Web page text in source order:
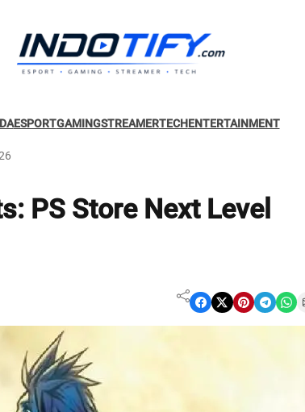
ESPORTGAMINGSTREAMERTECHENTERTAINMENT
PS Store Next Level
Share on Facebook Share on X Share on Pinterest Share on Telegram Share on WhatsApp